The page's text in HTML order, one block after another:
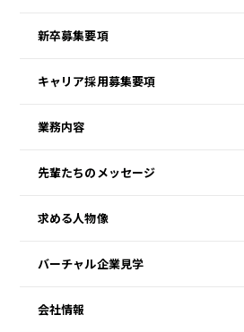
新卒募集要項
キャリア採用募集要項
業務内容
先輩たちのメッセージ
求める人物像
バーチャル企業見学
会社情報